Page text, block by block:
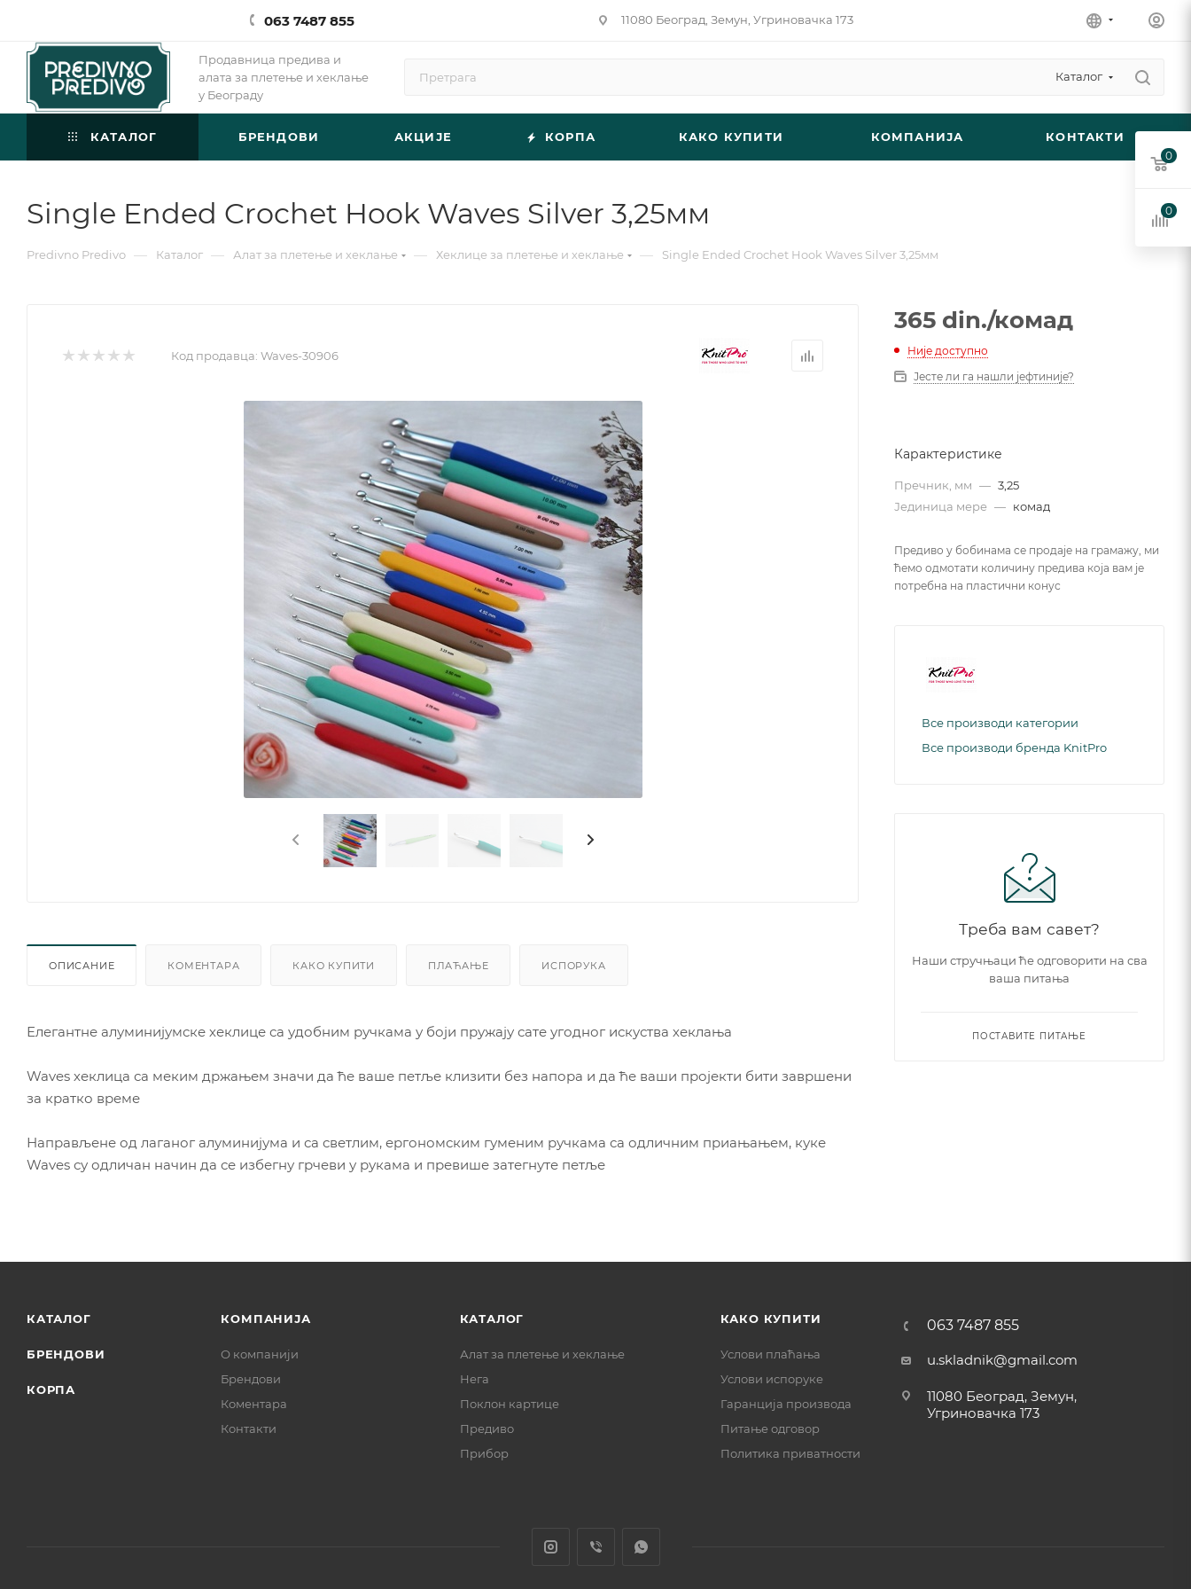
063 7487 855 11080 Београд, Земун, Угриновачка 173
Продавница предива и
алата за плетење и хеклање
у Београду
Каталог
КАТАЛОГ БРЕНДОВИ АКЦИЈЕ КОРПА КАКО КУПИТИ КОМПАНИЈА КОНТАКТИ
Single Ended Crochet Hook Waves Silver 3,25мм
Predivno Predivo — Каталог — Алат за плетење и хеклање — Хеклице за плетење и хеклање — Single Ended Crochet Hook Waves Silver 3,25мм
Код продавца: Waves-30906
ОПИСАНИЕ КОМЕНТАРА КАКО КУПИТИ ПЛАЋАЊЕ ИСПОРУКА
Елегантне алуминијумске хеклице са удобним ручкама у боји пружају сате угодног искуства хеклања
Waves хеклица са меким држањем значи да ће ваше петље клизити без напора и да ће ваши пројекти бити завршени
за кратко време
Направљене од лаганог алуминијума и са светлим, ергономским гуменим ручкама са одличним приањањем, куке
Waves су одличан начин да се избегну грчеви у рукама и превише затегнуте петље
365 din./комад
Није доступно
Јесте ли га нашли јефтиније?
Карактеристике
Пречник, мм — 3,25
Јединица мере — комад
Предиво у бобинама се продаје на грамажу, ми
ћемо одмотати количину предива која вам је
потребна на пластични конус
Все производи категории
Все производи бренда KnitPro
Треба вам савет?
Наши стручњаци ће одговорити на сва
ваша питања
ПОСТАВИТЕ ПИТАЊЕ
КАТАЛОГ
БРЕНДОВИ
КОРПА
КОМПАНИЈА
О компанији
Брендови
Коментара
Контакти
КАТАЛОГ
Алат за плетење и хеклање
Нега
Поклон картице
Предиво
Прибор
КАКО КУПИТИ
Услови плаћања
Услови испоруке
Гаранција производа
Питање одговор
Политика приватности
063 7487 855
u.skladnik@gmail.com
11080 Београд, Земун,
Угриновачка 173
0
0